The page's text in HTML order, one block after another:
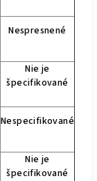
Nespresnené
Nie je
špecifikované
Nespecifikované
Nie je
špecifikované